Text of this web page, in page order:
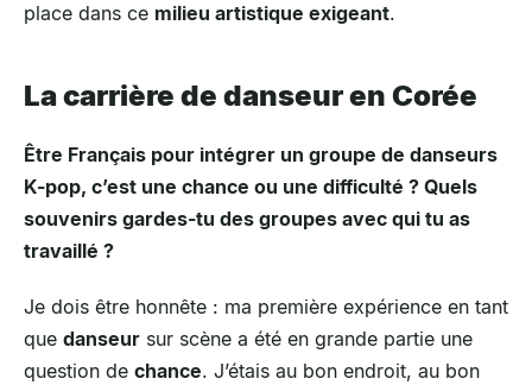
place dans ce milieu artistique exigeant.
La carrière de danseur en Corée
Être Français pour intégrer un groupe de danseurs
K-pop, c’est une chance ou une difficulté ? Quels
souvenirs gardes-tu des groupes avec qui tu as
travaillé ?
Je dois être honnête : ma première expérience en tant
que danseur sur scène a été en grande partie une
question de chance. J’étais au bon endroit, au bon